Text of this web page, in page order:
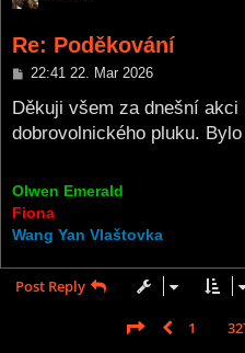
Re: Poděkování
P
s
22:41 22. Mar 2026
Děkuji všem za dnešní akci
dobrovolnického pluku.
Olwen Emerald
Fiona
Wang Yan Vlaštovka
Post Reply
Page 330
Previous
1